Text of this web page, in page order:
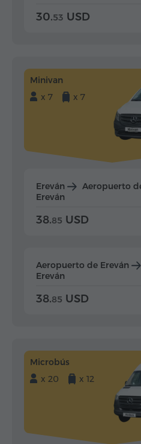
30.53 USD
Minivan
x 7
x 7
Ereván
Aeropuerto
Ereván
38.85 USD
Aeropuerto de Ereván
Ereván
38.85 USD
Microbús
x 20
x 12